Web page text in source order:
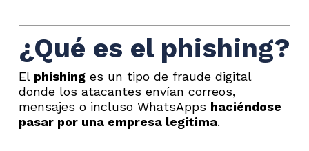
¿Qué es el phishing?
El phishinges un tipo de fraude digital
donde los atacantes envían correos,
mensajes o incluso WhatsApps haciéndose
pasar por una empresa legítima.